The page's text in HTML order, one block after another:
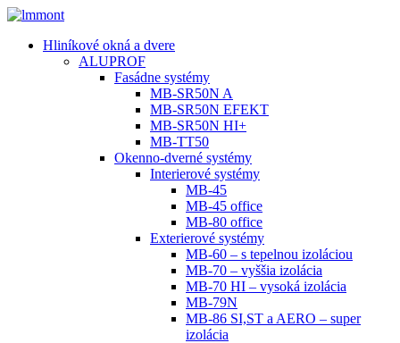
Hliníkové okná a dvere
ALUPROF
Fasádne systémy
MB-SR50N A
MB-SR50N EFEKT
MB-SR50N HI+
MB-TT50
Okenno-dverné systémy
Interierové systémy
MB-45
MB-45 office
MB-80 office
Exterierové systémy
MB-60 – s tepelnou izoláciou
MB-70 – vyššia izolácia
MB-70 HI – vysoká izolácia
MB-79N
MB-86 SI,ST a AERO – super
izolácia